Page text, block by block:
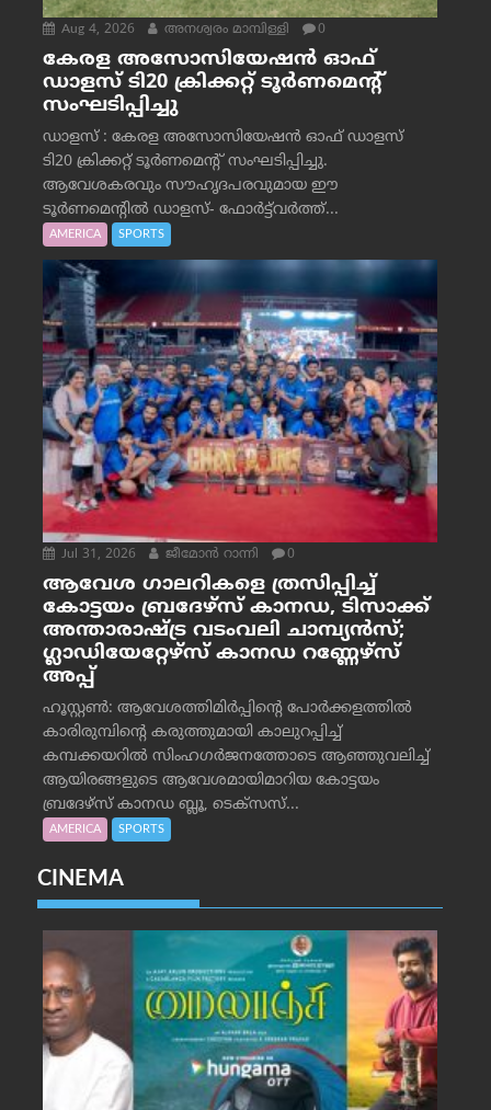
Aug 4, 2026 അനശ്വരം മാമ്പിള്ളി 0
കേരള അസോസിയേഷൻ ഓഫ്
ഡാളസ് ടി20 ക്രിക്കറ്റ് ടൂർണമെന്റ്
സംഘടിപ്പിച്ചു
ഡാളസ് : കേരള അസോസിയേഷൻ ഓഫ് ഡാളസ്
ടി20 ക്രിക്കറ്റ് ടൂർണമെന്റ് സംഘടിപ്പിച്ചു.
ആവേശകരവും സൗഹൃദപരവുമായ ഈ
ടൂർണമെന്റിൽ ഡാളസ്- ഫോർട്ട്‌വര്‍ത്ത്...
AMERICA SPORTS
Jul 31, 2026 ജീമോന്‍ റാന്നി 0
ആവേശ ഗാലറികളെ ത്രസിപ്പിച്ച്
കോട്ടയം ബ്രദേഴ്‌സ് കാനഡ, ടിസാക്ക്
അന്താരാഷ്ട്ര വടംവലി ചാമ്പ്യന്‍സ്;
ഗ്ലാഡിയേറ്റേഴ്‌സ് കാനഡ റണ്ണേഴ്‌സ്
അപ്പ്
ഹൂസ്റ്റണ്‍: ആവേശത്തിമിര്‍പ്പിന്റെ പോര്‍ക്കളത്തില്‍
കാരിരുമ്പിന്റെ കരുത്തുമായി കാലുറപ്പിച്ച്
കമ്പക്കയറില്‍ സിംഹഗര്‍ജനത്തോടെ ആഞ്ഞുവലിച്ച്
ആയിരങ്ങളുടെ ആവേശമായിമാറിയ കോട്ടയം
ബ്രദേഴ്‌സ് കാനഡ ബ്ലൂ, ടെക്‌സസ്...
AMERICA SPORTS
CINEMA